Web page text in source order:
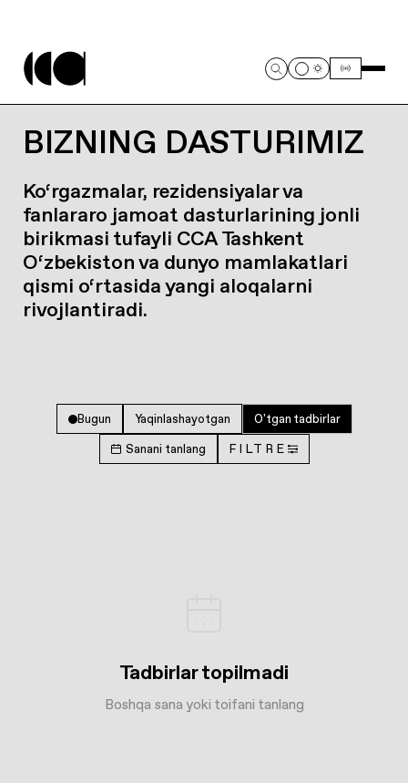
BIZNING DASTURIMIZ
Ko‘rgazmalar, rezidensiyalar va
fanlararo jamoat dasturlarining jonli
birikmasi tufayli CCA Tashkent
O‘zbekiston va dunyo mamlakatlari
qismi o‘rtasida yangi aloqalarni
rivojlantiradi.
Bugun Yaqinlashayotgan O'tgan tadbirlar
Sanani tanlang FILTRE
Tadbirlar topilmadi
Boshqa sana yoki toifani tanlang